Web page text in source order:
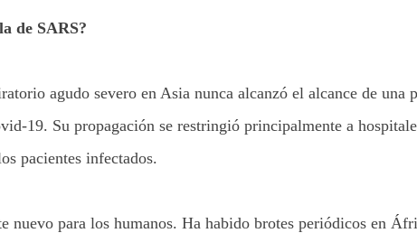
de SARS?
agudo severo en Asia nunca alcanzó el alcance de
19. Su propagación se restringió principalmente a
pacientes infectados.
nuevo para los humanos. Ha habido brotes periódicos en